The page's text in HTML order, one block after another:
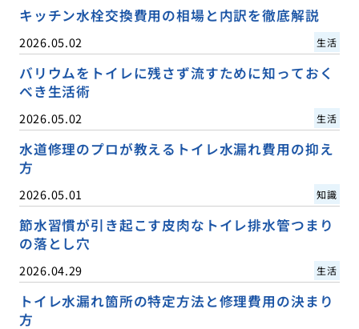
キッチン水栓交換費用の相場と内訳を徹底解説
2026.05.02 生活
バリウムをトイレに残さず流すために知っておく
べき生活術
2026.05.02 生活
水道修理のプロが教えるトイレ水漏れ費用の抑え
方
2026.05.01 知識
節水習慣が引き起こす皮肉なトイレ排水管つまり
の落とし穴
2026.04.29 生活
トイレ水漏れ箇所の特定方法と修理費用の決まり
方